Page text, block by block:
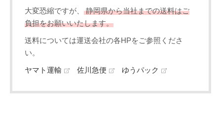
大変恐縮ですが、 静岡県から当社までの送料はご
負担をお願いいたします。
送料については運送会社の各HPをご参照くださ
い。
ヤマト運輸 佐川急便 ゆうパック